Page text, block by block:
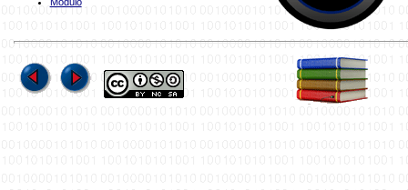
Modulo